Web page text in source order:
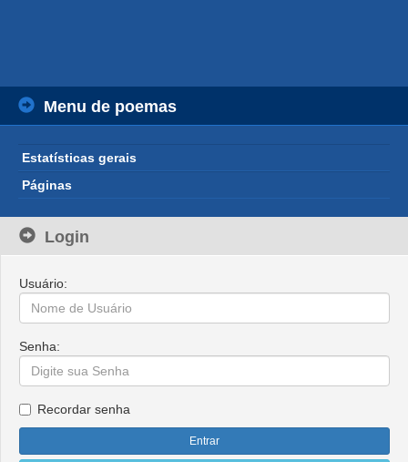
Menu de poemas
Estatísticas gerais
Páginas
Login
Usuário:
Senha:
Recordar senha